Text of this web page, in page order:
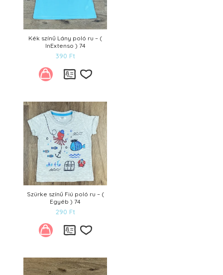
Kék színű Lány poló ru – (
InExtenso ) 74
390 Ft
Kívánságlistára
Szürke színű Fiú poló ru – (
Egyéb ) 74
290 Ft
Kívánságlistára